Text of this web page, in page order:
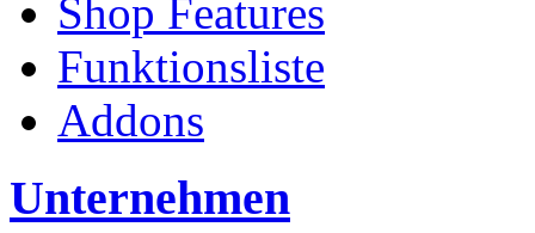
Shop Features
Funktionsliste
Addons
Unternehmen